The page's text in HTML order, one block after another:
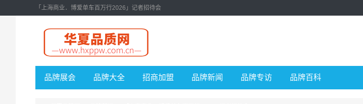
「上海商业．博爱单车百万行2026」记者招待会
品牌展会 品牌大全 招商加盟 品牌新闻 品牌专访 品牌百科